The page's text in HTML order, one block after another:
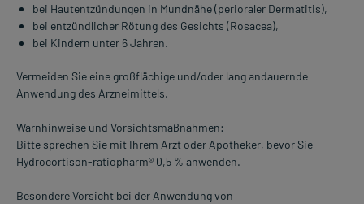
bei Hautentzündungen in Mundnähe (perioraler Dermatitis),
bei entzündlicher Rötung des Gesichts (Rosacea),
bei Kindern unter 6 Jahren.
Vermeiden Sie eine großflächige und/oder lang andauernde
Anwendung des Arzneimittels.
Warnhinweise und Vorsichtsmaßnahmen:
Bitte sprechen Sie mit Ihrem Arzt oder Apotheker, bevor Sie
Hydrocortison-ratiopharm® 0,5 % anwenden.
Besondere Vorsicht bei der Anwendung von